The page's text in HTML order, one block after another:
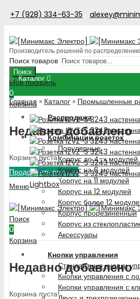
+7 (928) 334-63-35
Производитель решений по
Поиск товаров
Поиск
Мой профиль
0
Корзина
Недавно добавлено
Корзина пуста!
Продолжить покупки
Меню
Поиск
0
Корзина
Недавно добавлено
Корзина пуста!
Каталог
Распродажа
Комбинации розеток
Популярные
Корпус до 4-х модулей
Корпус на 6 модулей
Корпус на 11 модулей
Корпус на 12 модулей
Корпус более 12
Корпус прорезиненный
Корпус из
Аксессуары
Кнопки управления
Стандартные кнопки
Кнопки управления с
Кнопки управления с
Главная » Каталог » Промышленные
Lightbox